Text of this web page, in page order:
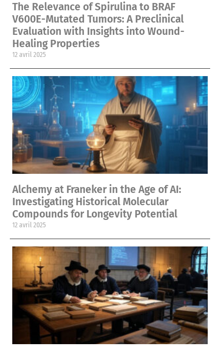
The Relevance of Spirulina to BRAF
V600E-Mutated Tumors: A Preclinical
Evaluation with Insights into Wound-
Healing Properties
12 avril 2025
Alchemy at Franeker in the Age of AI:
Investigating Historical Molecular
Compounds for Longevity Potential
12 avril 2025